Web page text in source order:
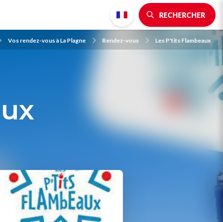
RECHERCHER
Vos rendez-vous à La Plagne Rendez-vous Les P'tits Flambeaux